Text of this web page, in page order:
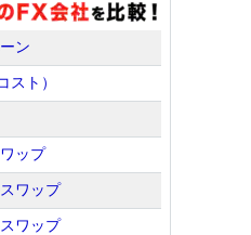
ン
スト）
ップ
ワップ
ワップ